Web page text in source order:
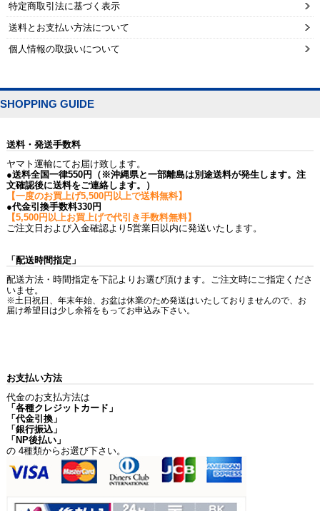
特定商取引法に基づく表示
送料とお支払い方法について
個人情報の取扱いについて
SHOPPING GUIDE
送料・発送手数料
ヤマト運輸にてお届け致します。
●送料全国一律550円（※沖縄県と一部離島は別途送料が発生します。注
文確認後に送料をご連絡します。）
【一度のお買上げ5,500円以上で送料無料】
●代金引換手数料330円
【5,500円以上お買上げで代引き手数料無料】
ご注文日および入金確認より5営業日以内に発送いたします。
「配送時間指定」
配送方法・時間指定を下記よりお選び頂けます。ご注文時にご指定くださ
いませ。
※土日祝日、年末年始、お盆は休業のため発送はいたしておりませんので、お
届け希望日は少し余裕をもってお申込み下さい。
お支払い方法
代金のお支払方法は
「各種クレジットカード」
「代金引換」
「銀行振込」
「NP後払い」
の 4種類からお選び下さい。